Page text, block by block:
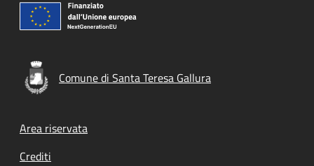
Comune di Santa Teresa Gallura
Footer menu
Area riservata
Crediti